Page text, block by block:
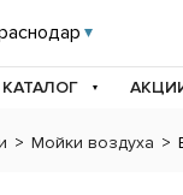
КАТАЛОГ
> Мойки воздуха >